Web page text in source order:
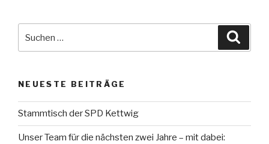
nach:
NEUESTE BEITRÄGE
Stammtisch der SPD Kettwig
Unser Team für die nächsten zwei Jahre – mit dabei: